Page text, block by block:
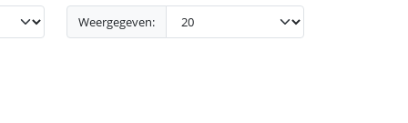
Weergegeven: